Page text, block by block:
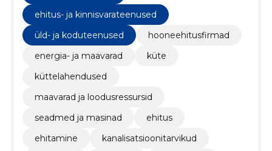
ehitus- ja kinnisvarateenused
üld- ja koduteenused
hooneehitusfirmad
energia- ja maavarad
küte
küttelahendused
maavarad ja loodusressursid
seadmed ja masinad
ehitus
ehitamine
kanalisatsioonitarvikud